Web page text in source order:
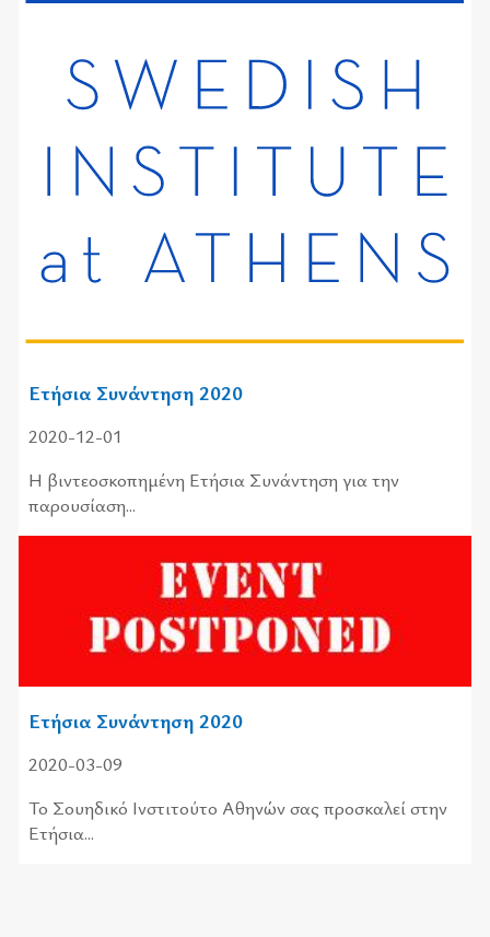
Ετήσια Συνάντηση 2020
2020-12-01
Η βιντεοσκοπημένη Ετήσια Συνάντηση για την
παρουσίαση...
Ετήσια Συνάντηση 2020
2020-03-09
Το Σουηδικό Ινστιτούτο Αθηνών σας προσκαλεί στην
Ετήσια...